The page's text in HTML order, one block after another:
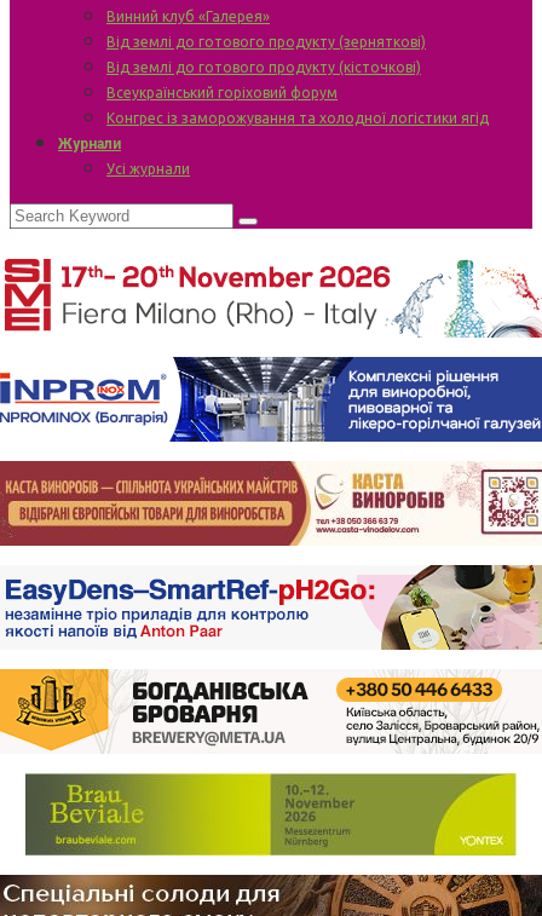
Винний клуб «Галерея»
Від землі до готового продукту (зерняткові)
Від землі до готового продукту (кісточкові)
Всеукраїнський горіховий форум
Конгрес із заморожування та холодної логістики ягід
Журнали
Усі журнали